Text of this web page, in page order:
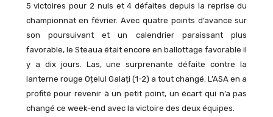
5 victoires pour 2 nuls et 4 défaites depuis la reprise du
championnat en février. Avec quatre points d’avance sur
son poursuivant et un calendrier paraissant plus
favorable, le Steaua était encore en ballottage favorable il
y a dix jours. Las, une surprenante défaite contre la
lanterne rouge Oțelul Galați (1-2) a tout changé. L’ASA en a
profité pour revenir à un petit point, un écart qui n’a pas
changé ce week-end avec la victoire des deux équipes.